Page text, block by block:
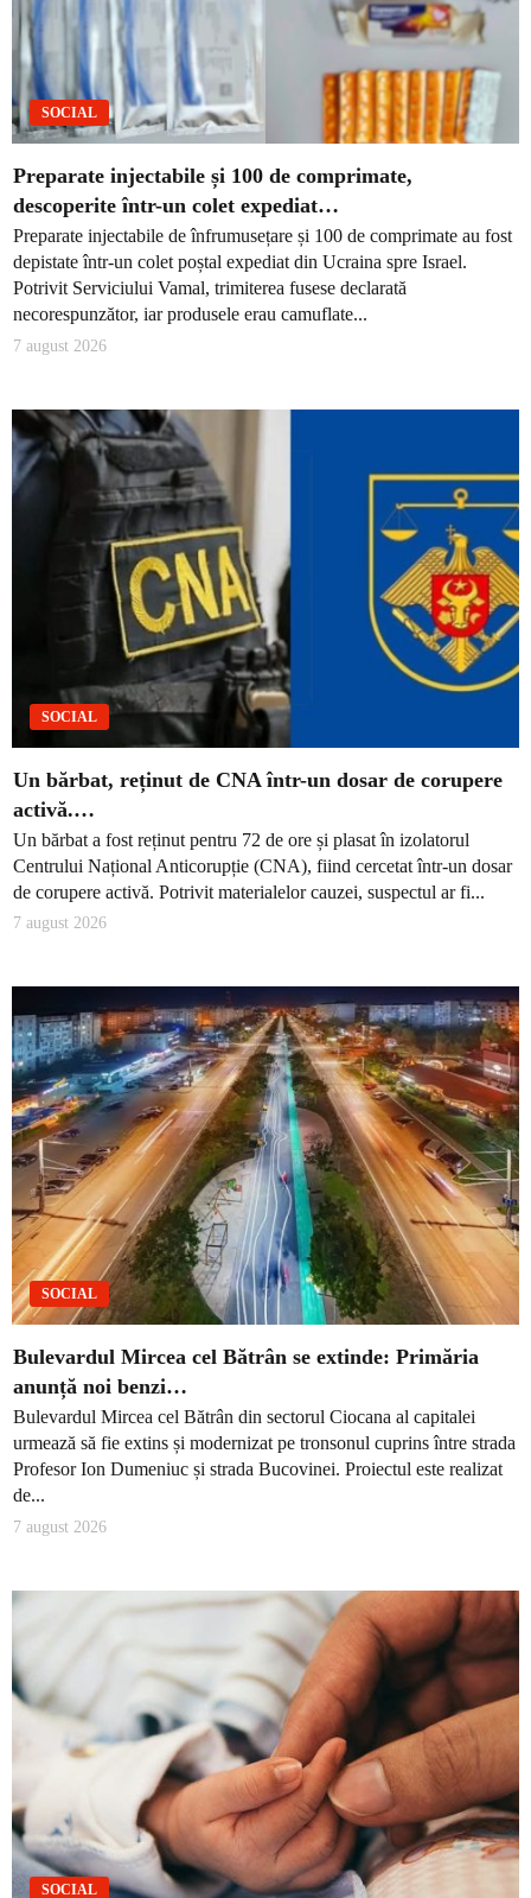
SOCIAL
Preparate injectabile și 100 de comprimate,
descoperite într-un colet expediat…
Preparate injectabile de înfrumusețare și 100 de comprimate au fost
depistate într-un colet poștal expediat din Ucraina spre Israel.
Potrivit Serviciului Vamal, trimiterea fusese declarată
necorespunzător, iar produsele erau camuflate...
7 august 2026
SOCIAL
Un bărbat, reținut de CNA într-un dosar de corupere
activă.…
Un bărbat a fost reținut pentru 72 de ore și plasat în izolatorul
Centrului Național Anticorupție (CNA), fiind cercetat într-un dosar
de corupere activă. Potrivit materialelor cauzei, suspectul ar fi...
7 august 2026
SOCIAL
Bulevardul Mircea cel Bătrân se extinde: Primăria
anunță noi benzi…
Bulevardul Mircea cel Bătrân din sectorul Ciocana al capitalei
urmează să fie extins și modernizat pe tronsonul cuprins între strada
Profesor Ion Dumeniuc și strada Bucovinei. Proiectul este realizat
de...
7 august 2026
SOCIAL